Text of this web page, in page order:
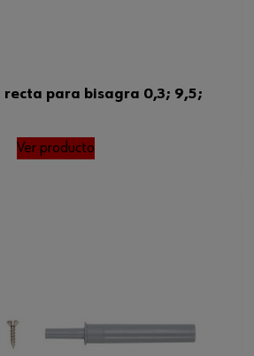
para bisagra 0,3; 9,5;
Ver producto